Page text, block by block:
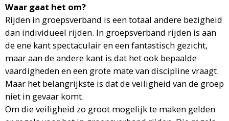
Waar gaat het om?
Rijden in groepsverband is een totaal andere bezigheid
dan individueel rijden. In groepsverband rijden is aan
de ene kant spectaculair en een fantastisch gezicht,
maar aan de andere kant is dat het ook bepaalde
vaardigheden en een grote mate van discipline vraagt.
Maar het belangrijkste is dat de veiligheid van de groep
niet in gevaar komt.
Om die veiligheid zo groot mogelijk te maken gelden